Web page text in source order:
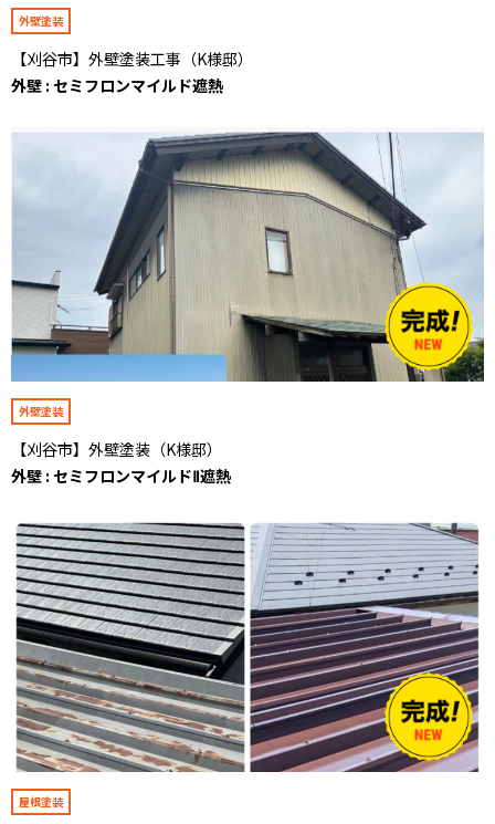
外壁塗装
【刈谷市】外壁塗装工事（K様邸）
外壁 : セミフロンマイルド遮熱
外壁塗装
【刈谷市】外壁塗装（K様邸）
外壁 : セミフロンマイルドⅡ遮熱
屋根塗装